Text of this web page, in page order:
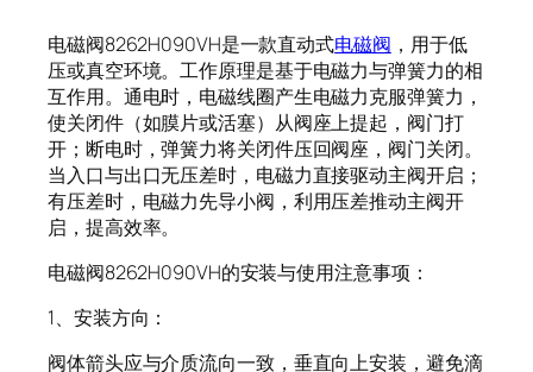
电磁阀8262H090VH是一款直动式电磁阀 ，用于低
压或真空环境。工作原理是基于电磁力与弹簧力的相
互作用。通电时，电磁线圈产生电磁力克服弹簧力，
使关闭件（如膜片或活塞）从阀座上提起，阀门打
开；断电时，弹簧力将关闭件压回阀座，阀门关闭。
当入口与出口无压差时，电磁力直接驱动主阀开启；
有压差时，电磁力先导小阀，利用压差推动主阀开
启，提高效率。
电磁阀8262H090VH的安装与使用注意事项：
1、安装方向：
阀体箭头应与介质流向一致，垂直向上安装，避免滴